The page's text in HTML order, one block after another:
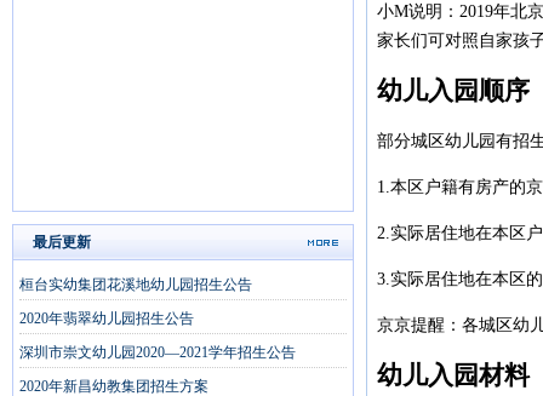
最后更新
桓台实幼集团花溪地幼儿园招生公告
2020年翡翠幼儿园招生公告
深圳市崇文幼儿园2020—2021学年招生公告
2020年新昌幼教集团招生方案
小M说明：2019年北
家长们可对照自家孩
幼儿入园顺序
部分城区幼儿园有招
1.本区户籍有房产的
2.实际居住地在本区
3.实际居住地在本区
京京提醒：各城区幼
幼儿入园材料